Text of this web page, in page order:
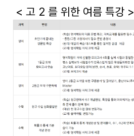
< 고 2 를 위한 여름 특강 >